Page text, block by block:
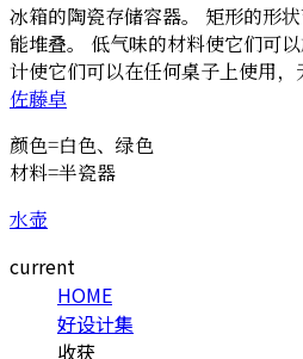
冰箱的陶瓷存储容器。 矩形的形
能堆叠。 低气味的材料使它们可
计使它们可以在任何桌子上使用，
佐藤卓
颜色=白色、绿色
材料=半瓷器
水壶
current
HOME
好设计集
收获